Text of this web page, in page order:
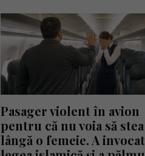
Pasager violent în avion
pentru că nu voia să stea
lângă o femeie. A invocat